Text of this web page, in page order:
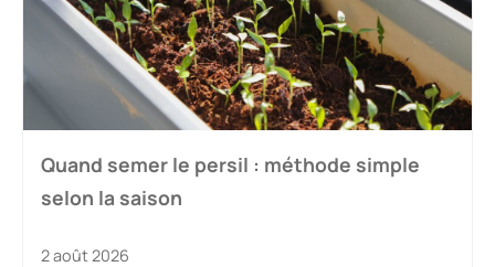
Quand semer le persil : méthode simple
selon la saison
2 août 2026